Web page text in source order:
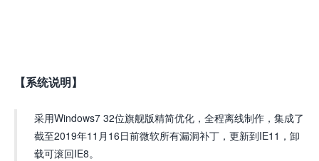
【系统说明】
采用Windows7 32位旗舰版精简优化，全程离线制作，集成了
截至2019年11月16日前微软所有漏洞补丁，更新到IE11，卸
载可滚回IE8。